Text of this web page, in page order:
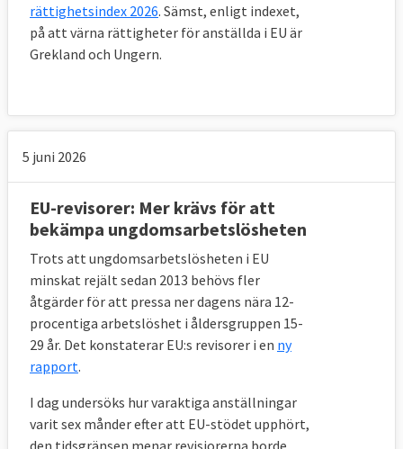
rättighetsindex 2026. Sämst, enligt indexet,
på att värna rättigheter för anställda i EU är
Grekland och Ungern.
5 juni 2026
EU-revisorer: Mer krävs för att
bekämpa ungdomsarbetslösheten
Trots att ungdomsarbetslösheten i EU
minskat rejält sedan 2013 behövs fler
åtgärder för att pressa ner dagens nära 12-
procentiga arbetslöshet i åldersgruppen 15-
29 år. Det konstaterar EU:s revisorer i en ny
rapport.
I dag undersöks hur varaktiga anställningar
varit sex månder efter att EU-stödet upphört,
den tidsgränsen menar revisiorerna borde